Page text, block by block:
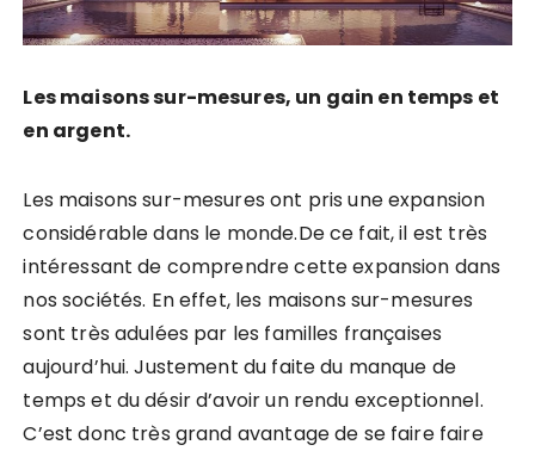
Les maisons sur-mesures, un gain en temps et
en argent.
Les maisons sur-mesures ont pris une expansion
considérable dans le monde.De ce fait, il est très
intéressant de comprendre cette expansion dans
nos sociétés. En effet, les maisons sur-mesures
sont très adulées par les familles françaises
aujourd’hui. Justement du faite du manque de
temps et du désir d’avoir un rendu exceptionnel.
C’est donc très grand avantage de se faire faire